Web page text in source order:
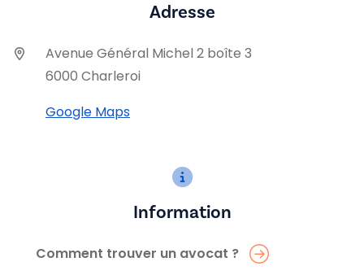
Adresse
Avenue Général Michel 2 boîte 3
6000 Charleroi
Google Maps
Information
Comment trouver un avocat ?